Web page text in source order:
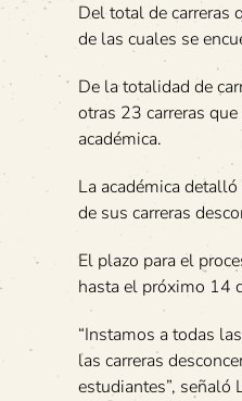
Del total de carreras
de las cuales se
De la totalidad de
otras 23 carreras
académica.
La académica
de sus carreras
El plazo para el
hasta el próximo 14
“Instamos a todas
las carreras
estudiantes”, señaló